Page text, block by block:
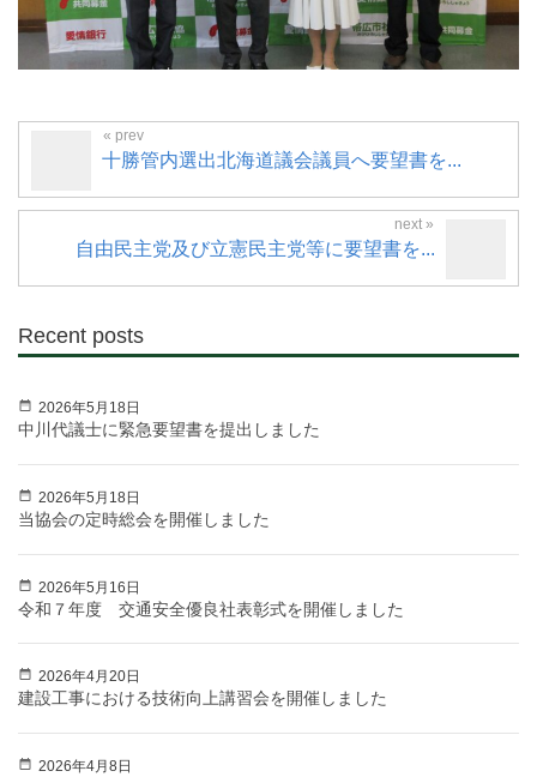
十勝管内選出北海道議会議員へ要望書を...
自由民主党及び立憲民主党等に要望書を...
Recent posts
2026年5月18日
中川代議士に緊急要望書を提出しました
2026年5月18日
当協会の定時総会を開催しました
2026年5月16日
令和７年度 交通安全優良社表彰式を開催しました
2026年4月20日
建設工事における技術向上講習会を開催しました
2026年4月8日